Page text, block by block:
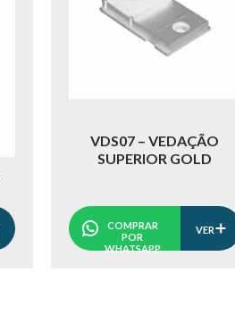
VDS07 – VEDAÇÃO
SUPERIOR GOLD
COMPRAR
POR
WHATSAPP
VER